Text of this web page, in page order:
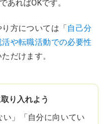
あればOKです。
方については「自己分
や転職活動での必要性
だけます。
り入れよう
い」「自分に向いてい